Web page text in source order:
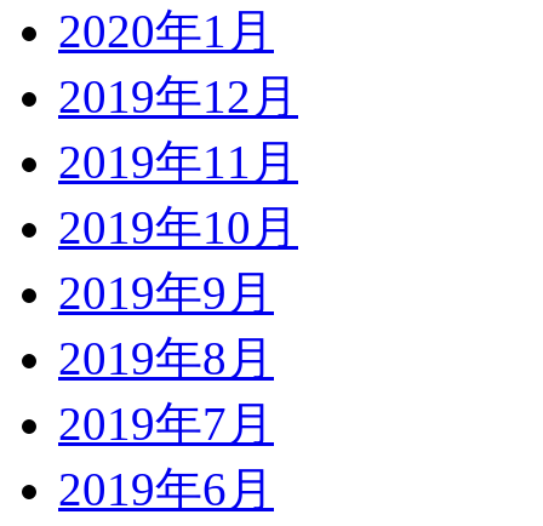
2020年1月
2019年12月
2019年11月
2019年10月
2019年9月
2019年8月
2019年7月
2019年6月